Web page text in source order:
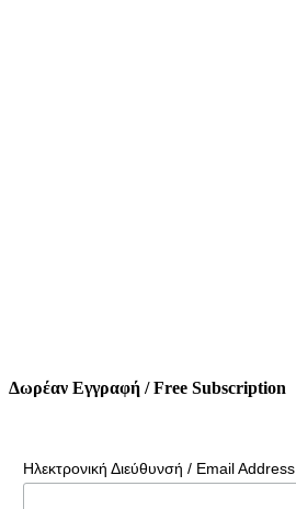
Δωρέαν Εγγραφή / Free Subscription
Ηλεκτρονική Διεύθυνσή / Email Address